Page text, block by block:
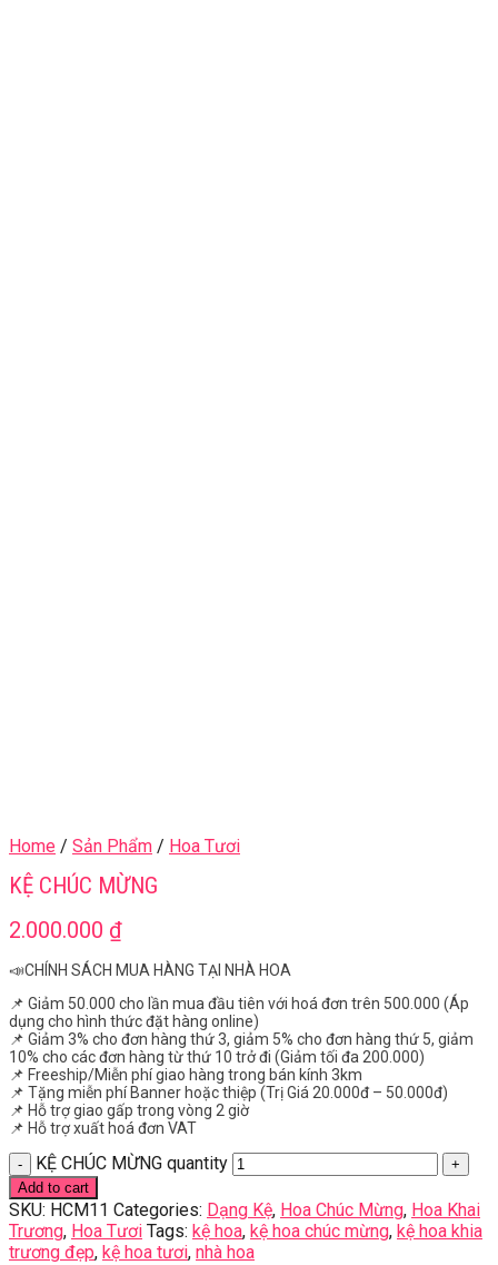
Home / Sản Phẩm / Hoa Tươi
KỆ CHÚC MỪNG
2.000.000 ₫
📣CHÍNH SÁCH MUA HÀNG TẠI NHÀ HOA
📌 Giảm 50.000 cho lần mua đầu tiên với hoá đơn trên 500.000 (Áp
dụng cho hình thức đặt hàng online)
📌 Giảm 3% cho đơn hàng thứ 3, giảm 5% cho đơn hàng thứ 5, giảm
10% cho các đơn hàng từ thứ 10 trở đi (Giảm tối đa 200.000)
📌 Freeship/Miễn phí giao hàng trong bán kính 3km
📌 Tặng miễn phí Banner hoặc thiệp (Trị Giá 20.000đ – 50.000đ)
📌 Hỗ trợ giao gấp trong vòng 2 giờ
📌 Hỗ trợ xuất hoá đơn VAT
KỆ CHÚC MỪNG quantity
Add to cart
SKU: HCM11 Categories: Dạng Kệ, Hoa Chúc Mừng, Hoa Khai
Trương, Hoa Tươi Tags: kệ hoa, kệ hoa chúc mừng, kệ hoa khia
trương đẹp, kệ hoa tươi, nhà hoa